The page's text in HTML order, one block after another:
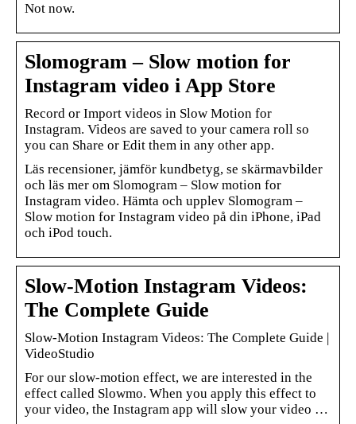
Not now.
Slomogram – Slow motion for
Instagram video i App Store
Record or Import videos in Slow Motion for
Instagram. Videos are saved to your camera roll so
you can Share or Edit them in any other app.
Läs recensioner, jämför kundbetyg, se skärmavbilder
och läs mer om Slomogram – Slow motion for
Instagram video. Hämta och upplev Slomogram –
Slow motion for Instagram video på din iPhone, iPad
och iPod touch.
Slow-Motion Instagram Videos:
The Complete Guide
Slow-Motion Instagram Videos: The Complete Guide |
VideoStudio
For our slow-motion effect, we are interested in the
effect called Slowmo. When you apply this effect to
your video, the Instagram app will slow your video …